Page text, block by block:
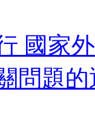
國家
問題